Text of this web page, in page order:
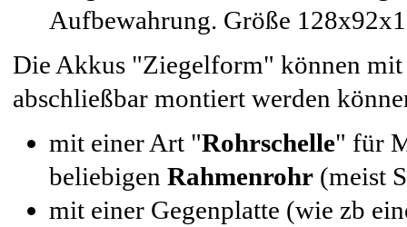
Aufbewahrung. Größe
Die Akkus "Ziegelform" können mit
abschließbar montiert werden
mit einer Art "Rohrschelle" für
beliebigen Rahmenrohr (meist
mit einer Gegenplatte (wie zb